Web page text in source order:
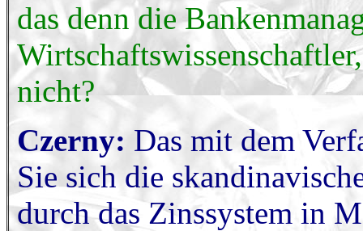
das denn die
nicht?
Czerny: Das mit dem
Sie sich die
durch das Zinssystem in